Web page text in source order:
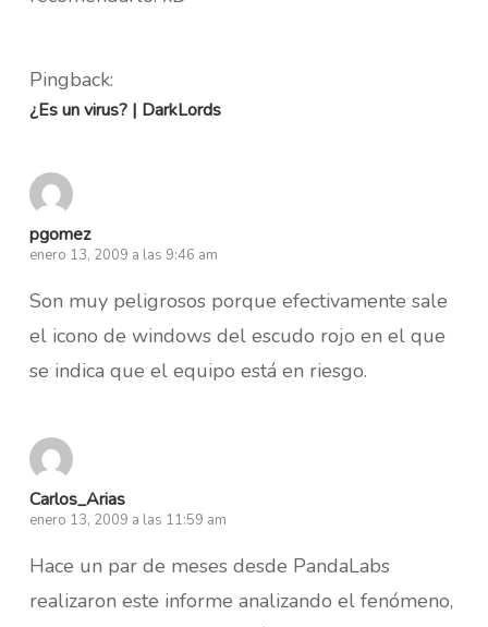
Pingback:
¿Es un virus? | DarkLords
pgomez
enero 13, 2009 a las 9:46 am
Son muy peligrosos porque efectivamente sale
el icono de windows del escudo rojo en el que
se indica que el equipo está en riesgo.
Carlos_Arias
enero 13, 2009 a las 11:59 am
Hace un par de meses desde PandaLabs
realizaron este informe analizando el fenómeno,